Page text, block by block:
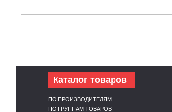
Каталог товаров
ПО ПРОИЗВОДИТЕЛЯМ
ПО ГРУППАМ ТОВАРОВ